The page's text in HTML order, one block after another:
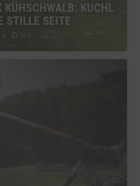
KÜHSCHWALB: KUCHL
STILLE SEITE
// 125